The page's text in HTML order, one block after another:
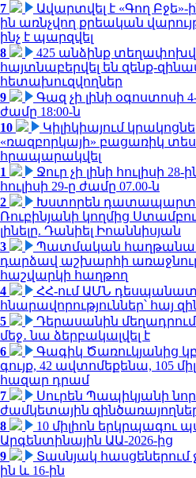
7
Ավարտվել է «Գող Բջե»-
ին առնչվող քրեական
ինչ է պարզվել
8
425 անձինք
հայտնաբերվել են զենք-
հետախուզվողներ
9
Գազ չի լինի օգոստոսի
ժամը 18:00-ն
10
Կիլիկիայում
«ռազբորկայի» բացառիկ
հրապարակվել
1
Ջուր չի լինի հուլիսի
հուլիսի 29-ը ժամը 07.00-ն
2
Խստորեն
Ռուբինյանի կողմից
լինելը. Դանիել Իոաննիսյան
3
Պատմական
դարձավ աշխարհի
հաշվարկի հաղթող
4
ՀՀ-ում ԱՄՆ
հնարավորություններ՝ հայ
5
Դերասանին
մեջ․ նա ձերբակալվել է
6
Գագիկ Ծառուկյանից
գույք, 42 ավտոմեքենա, 105
հազար դրամ
7
Սուրեն Պապիկյանի
ժամկետային
8
10 միլիոն երկրպագու
Արգենտինային ԱԱ-2026-ից
9
Տասնյակ հասցեներում
ին և 16-ին